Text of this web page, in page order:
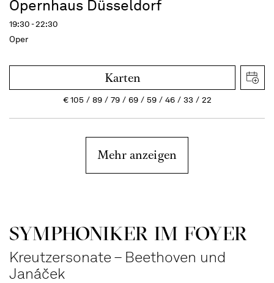
Opernhaus Düsseldorf
19:30 - 22:30
Oper
Karten
€105 89 79 69 59 46 33 22
Mehr anzeigen
SYMPHONIKER IM FOYER
Kreutzersonate – Beethoven und
Janáček